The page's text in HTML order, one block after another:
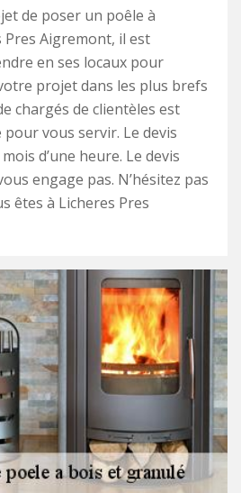
de poser un poêle à
Pres Aigremont, il est
en ses locaux pour
projet dans les plus brefs
chargés de clientèles est
vous servir. Le devis
d’une heure. Le devis
engage pas. N’hésitez pas
êtes à Licheres Pres